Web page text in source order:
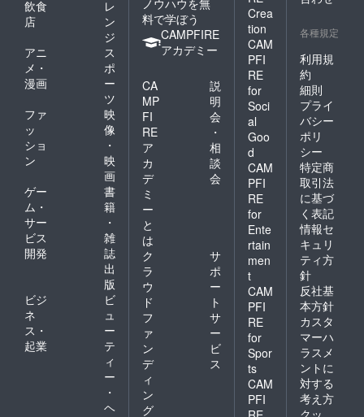
飲食
店
レ
ン
ジ
アニ
メ・
漫画
ス
ポ
ー
ツ
ファ
ッ
ショ
ン
映
像
・
映
画
ゲー
ム・
サー
ビス
開発
書
籍
・
雑
誌
出
版
ビジ
ネ
ス・
起業
ビ
ュ
ー
テ
ィ
ー
・
ヘ
料で学ぼう
CAMPFIRE
アカデミー
CA
MP
FI
RE
ア
カ
デ
ミ
ー
と
は
説
明
会
・
相
談
会
ク
ラ
ウ
ド
フ
ァ
ン
デ
ィ
ン
グ
サ
ポ
ー
ト
サ
ー
ビ
ス
Crea
tion
CAM
PFI
RE
for
Soci
al
Goo
d
CAM
PFI
RE
for
Ente
rtain
men
t
CAM
PFI
RE
for
Spor
ts
CAM
PFI
各種規定
利用規
約
細則
プライ
バシー
ポリ
シー
特定商
取引法
に基づ
く表記
情報セ
キュリ
ティ方
針
反社基
本方針
カスタ
マーハ
ラスメ
ントに
対する
考え方
クッ